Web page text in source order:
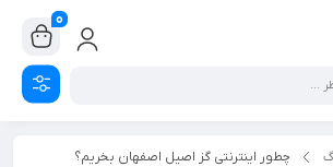
0
چطور اینترنتی گز اصیل اصفهان بخریم؟